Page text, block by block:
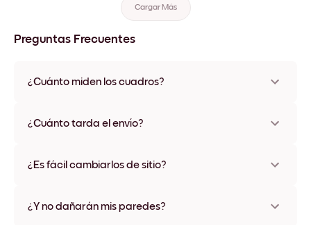
Cargar Más
Preguntas Frecuentes
¿Cuánto miden los cuadros?
varios materiales y colores de marco, incluidas opciones sin
¿Cuánto tarda el envío?
disponibles en algunos países. Te enviaremos un número de
¿Es fácil cambiarlos de sitio?
ningún daño
¿Y no dañarán mis paredes?